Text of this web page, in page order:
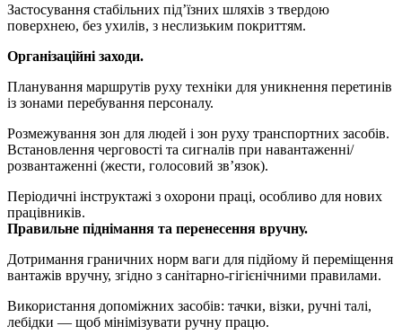
Застосування стабільних під’їзних шляхів з твердою
поверхнею, без ухилів, з неслизьким покриттям.
Організаційні заходи.
Планування маршрутів руху техніки для уникнення перетинів
із зонами перебування персоналу.
Розмежування зон для людей і зон руху транспортних засобів.
Встановлення черговості та сигналів при навантаженні/
розвантаженні (жести, голосовий зв’язок).
Періодичні інструктажі з охорони праці, особливо для нових
працівників.
Правильне піднімання та перенесення вручну.
Дотримання граничних норм ваги для підйому й переміщення
вантажів вручну, згідно з санітарно-гігієнічними правилами.
Використання допоміжних засобів: тачки, візки, ручні талі,
лебідки — щоб мінімізувати ручну працю.